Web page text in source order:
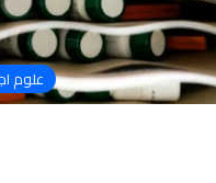
علوم